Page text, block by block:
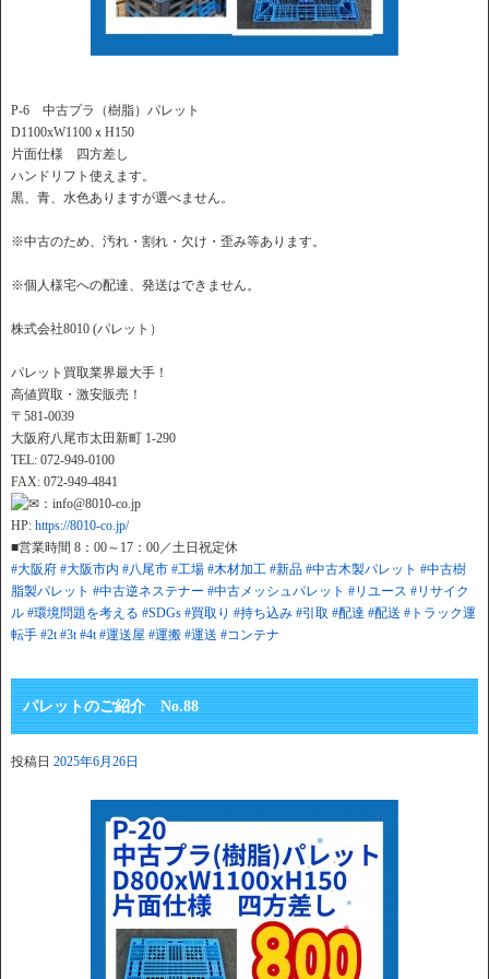
P-6 中古プラ（樹脂）パレット
D1100xW1100ｘH150
片面仕様 四方差し
ハンドリフト使えます。
黒、青、水色ありますが選べません。
※中古のため、汚れ・割れ・欠け・歪み等あります。
※個人様宅への配達、発送はできません。
株式会社8010 (パレット）
パレット買取業界最大手！
高値買取・激安販売！
〒581-0039
大阪府八尾市太田新町 1-290
TEL: 072-949-0100
FAX: 072-949-4841
：info@8010-co.jp
HP: https://8010-co.jp/
■営業時間 8：00～17：00／土日祝定休
#大阪府 #大阪市内 #八尾市 #工場 #木材加工 #新品 #中古木製パレット #中古樹
脂製パレット #中古逆ネステナー #中古メッシュパレット #リユース #リサイク
ル #環境問題を考える #SDGs #買取り #持ち込み #引取 #配達 #配送 #トラック運
転手 #2t #3t #4t #運送屋 #運搬 #運送 #コンテナ
パレットのご紹介 No.88
投稿日 2025年6月26日